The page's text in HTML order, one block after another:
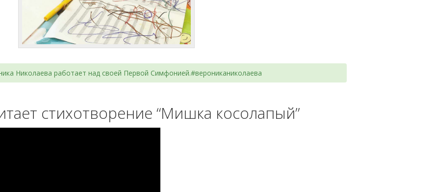
Николаева работает над своей Первой Симфонией.#верониканиколаева
стихотворение “Мишка косолапый”